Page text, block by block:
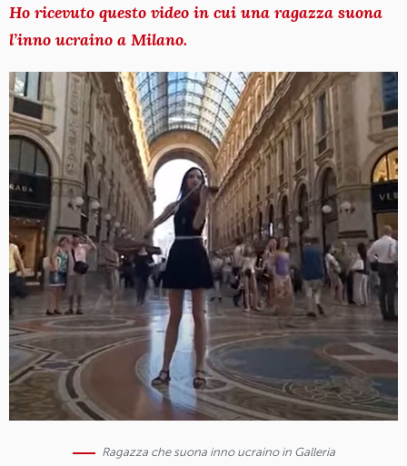
Ho ricevuto questo video in cui una ragazza suona
l’inno ucraino a Milano.
Ragazza che suona inno ucraino in Galleria